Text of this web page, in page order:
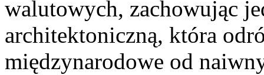
walutowych, zachowując
architektoniczną, która
międzynarodowe od